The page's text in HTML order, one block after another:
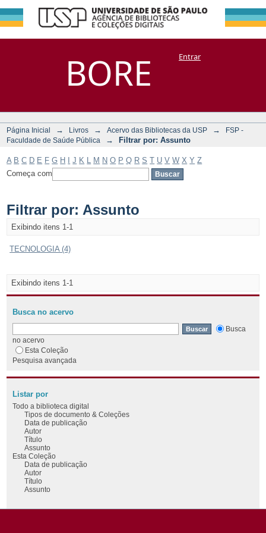
BORE
Filtrar por:
Assunto
DSpace/Manakin + CoriscoEntrar
Página Inicial → Livros → Acervo das Bibliotecas da USP →
FSP -
Faculdade de Saúde Pública
→ Filtrar por: Assunto
A B C D E F G H J K M N O P Q R S T U V W X Y Z
Começa com
Filtrar por: Assunto
Exibindo itens 1-1
TECNOLOGIA (4)
Exibindo itens 1-1
Busca no acervo
Busca
no acervo
Esta Coleção
Pesquisa avançada
Listar por
Todo a biblioteca digital
Tipos de documento & Coleções
Data de publicação
Autor
Título
Assunto
Esta Coleção
Data de publicação
Autor
Título
Assunto